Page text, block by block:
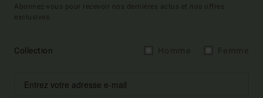
Abonnez-vous pour recevoir nos dernières actus et nos offres
exclusives.
Collection